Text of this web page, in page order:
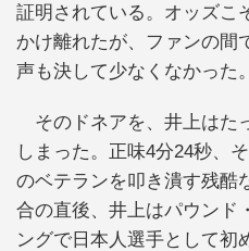
証明されている。オッズこ
かけ離れたが、ファンの間
声も決して少なくなかった。
そのドネアを、井上はた
しまった。正味4分24秒、
のベテランを叩き潰す残酷
合の直後、井上はパウンド
ングで日本人選手として初